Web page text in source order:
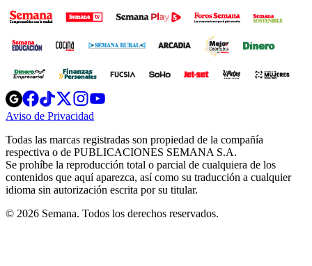
Opens
in
new
Opens
in
new
Opens
in
new
window
Opens
new
windowwindow
Aviso de Privacidad
new
window
Todas las marcas registradas son propiedad de la compañía
respectiva o de PUBLICACIONES SEMANA S.A.
Se prohíbe la reproducción total o parcial de cualquiera de los
contenidos que aquí aparezca, así como su traducción a cualquier
idioma sin autorización escrita por su titular.
© 2026 Semana. Todos los derechos reservados.